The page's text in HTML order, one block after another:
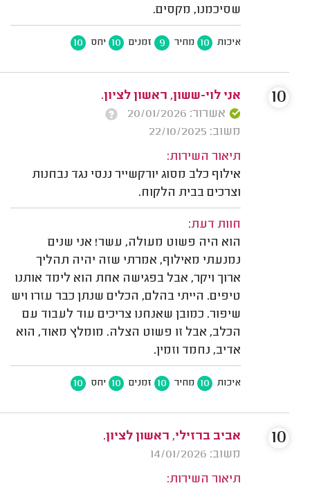
שסיכמנו, מקסים.
איכות 10 מחיר 9 זמנים 10 יחס 10
אני לוי-ששון, ראשון לציון.
אשרור: 20/01/2026
משוב: 22/10/2025
תיאור השירות:
אילוף כלב מסוג יורקשייר ננסי נגד נבחנות
וצרכים בבית הלקוח.
חוות דעת:
הוא היה פשוט מעולה, עשר! אני שנים
נמנעתי מאילוף, אמרתי שזה יהיה תהליך
ארוך ויקר, אבל בפגישה אחת הוא לימד אותנו
טיפים. הייתי בהלם, הכלים שנתן כבר עזרו ויש
שיפור. כמובן שאנחנו צריכים עוד לעבוד עם
הכלב, אבל זו פשוט הצלה. מומלץ מאוד, הוא
אדיב, נחמד וזמין.
איכות 10 מחיר 10 זמנים 10 יחס 10
10
אביב ברזילי, ראשון לציון.
משוב: 14/01/2026
תיאור השירות:
10